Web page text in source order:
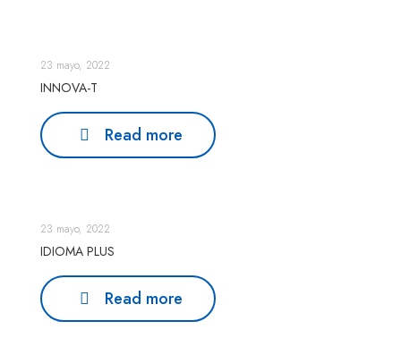
23 mayo, 2022
INNOVA-T
Read more
23 mayo, 2022
IDIOMA PLUS
Read more